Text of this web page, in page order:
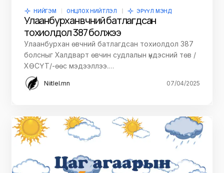
НИЙГЭМ ОНЦЛОХ НИЙТЛЭЛ ЭРҮҮЛ МЭНД
Улаанбурхан өвчний батлагдсан
тохиолдол 387 болжээ
Улаанбурхан өвчний батлагдсан тохиолдол 387
болсныг Халдварт өвчин судлалын үндэсний төв /
ХӨСҮТ/-өөс мэдээллээ.…
Niitlel.mn 07/04/2025